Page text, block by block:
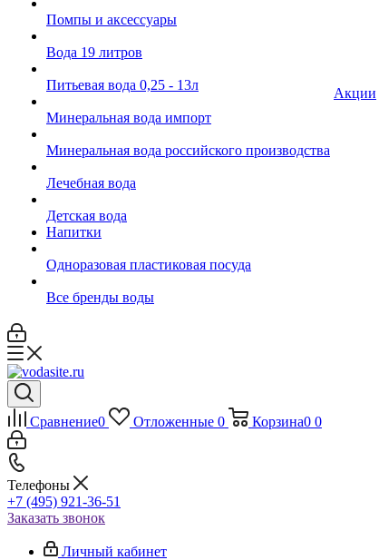
Помпы и аксессуары
Вода 19 литров
Питьевая вода 0,25 - 13л
Минеральная вода импорт
Минеральная вода российского производства
Лечебная вода
Детская вода
Напитки
Одноразовая пластиковая посуда
Все бренды воды
Акции
Сравнение0 Отложенные 0 Корзина0 0
Телефоны
+7 (495) 921-36-51
Заказать звонок
Личный кабинет